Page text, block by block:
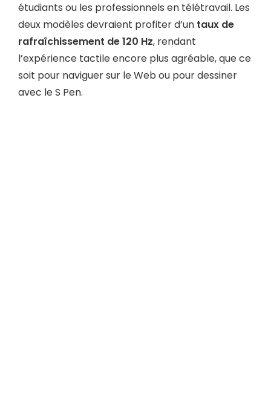
étudiants ou les professionnels en télétravail. Les
deux modèles devraient profiter d’un taux de
rafraîchissement de 120 Hz, rendant
l’expérience tactile encore plus agréable, que ce
soit pour naviguer sur le Web ou pour dessiner
avec le S Pen.